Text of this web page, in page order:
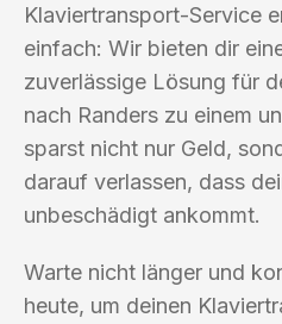
Klaviertransport-Service
einfach: Wir bieten dir
zuverlässige Lösung für
nach Randers zu einem
sparst nicht nur Geld,
darauf verlassen, dass
unbeschädigt ankommt.
Warte nicht länger und
heute, um deinen